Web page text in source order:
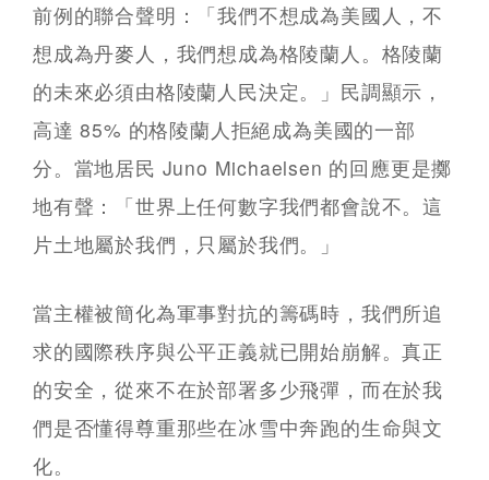
前例的聯合聲明：「我們不想成為美國人，不
想成為丹麥人，我們想成為格陵蘭人。格陵蘭
的未來必須由格陵蘭人民決定。」民調顯示，
高達 85% 的格陵蘭人拒絕成為美國的一部
分。當地居民 Juno Michaelsen 的回應更是擲
地有聲：「世界上任何數字我們都會說不。這
片土地屬於我們，只屬於我們。」
當主權被簡化為軍事對抗的籌碼時，我們所追
求的國際秩序與公平正義就已開始崩解。真正
的安全，從來不在於部署多少飛彈，而在於我
們是否懂得尊重那些在冰雪中奔跑的生命與文
化。